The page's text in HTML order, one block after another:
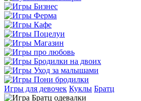
Игры для девочек Куклы Братц